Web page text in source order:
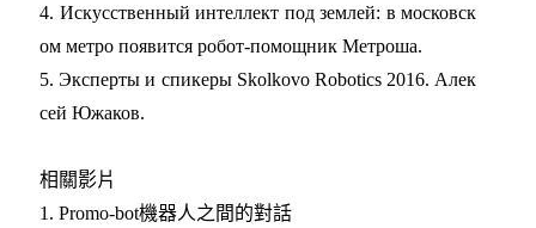
4. Искусственный интеллект под землей: в московск
ом метро появится робот-помощник Метроша.
5. Эксперты и спикеры Skolkovo Robotics 2016. Алек
сей Южаков.
相關影片
1. Promo-bot機器人之間的對話